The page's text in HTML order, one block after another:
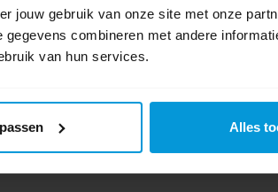
jouw gebruik van onze site met onze
combineren met andere
van hun services.
Alles
eenvoudige,
0 beoordeling(en)
Schrijf als eerste voor dit